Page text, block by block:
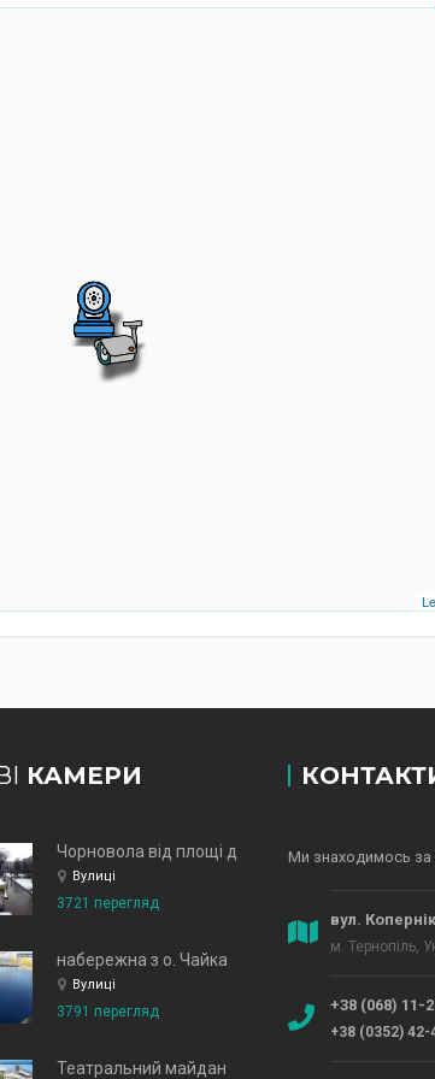
КАМЕРИ
Вулиці
3721 перегляд
набережна з о. Чайка
Вулиці
3791 перегляд
Театральний майдан
Ми знаходимось
вул.
м. Тернопіль,
+38 (068) 11-
+38 (0352) 42-